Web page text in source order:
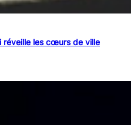
réveille les cœurs de ville